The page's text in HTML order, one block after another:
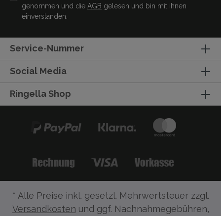
genommen und die AGB gelesen und bin mit ihnen
einverstanden.
Service-Nummer
Social Media
Ringella Shop
* Alle Preise inkl. gesetzl. Mehrwertsteuer zzgl.
Versandkosten und ggf. Nachnahmegebühren,